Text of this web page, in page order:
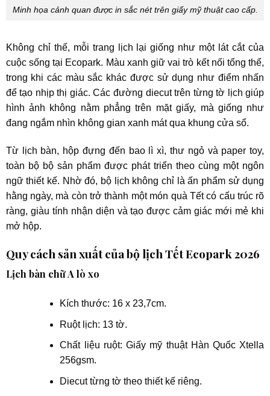
Minh họa cảnh quan được in sắc nét trên giấy mỹ thuật cao cấp.
Không chỉ thế, mỗi trang lịch lại giống như một lát cắt của
cuộc sống tại Ecopark. Màu xanh giữ vai trò kết nối tổng thể,
trong khi các màu sắc khác được sử dụng như điểm nhấn
để tạo nhịp thị giác. Các đường diecut trên từng tờ lịch giúp
hình ảnh không nằm phẳng trên mặt giấy, mà giống như
đang ngắm nhìn không gian xanh mát qua khung cửa sổ.
Từ lịch bàn, hộp đựng đến bao lì xì, thư ngỏ và paper toy,
toàn bộ bộ sản phẩm được phát triển theo cùng một ngôn
ngữ thiết kế. Nhờ đó, bộ lịch không chỉ là ấn phẩm sử dụng
hằng ngày, mà còn trở thành một món quà Tết có cấu trúc rõ
ràng, giàu tính nhận diện và tạo được cảm giác mới mẻ khi
mở hộp.
Quy cách sản xuất của bộ lịch Tết Ecopark 2026
Lịch bàn chữ A lò xo
Kích thước: 16 x 23,7cm.
Ruột lịch: 13 tờ.
Chất liệu ruột: Giấy mỹ thuật Hàn Quốc Xtella
256gsm.
Diecut từng tờ theo thiết kế riêng.